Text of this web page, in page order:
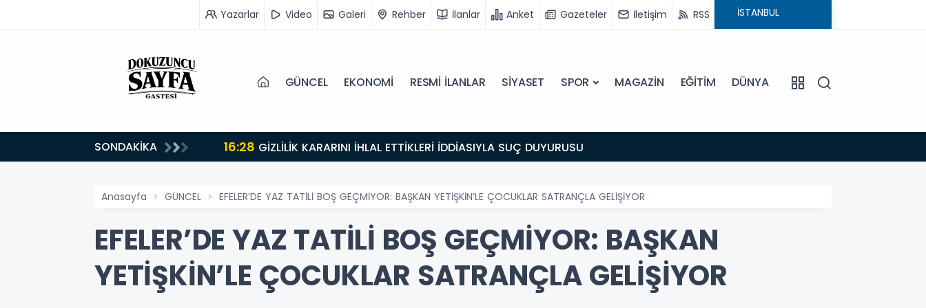
Yazarlar Video Galeri Rehber İlanlar Anket Gazeteler İletişim RSS
GÜNCEL EKONOMİ RESMİ İLANLAR SİYASET SPOR MAGAZİN EĞİTİM DÜNYA
SONDAKİKA 16:28 GİZLİLİK KARARINI İHLAL ETTİKLERİ İDDİASIYLA SUÇ DUYURUSU
Anasayfa GÜNCEL EFELER’DE YAZ TATİLİ BOŞ GEÇMİYOR: BAŞKAN YETİŞKİN’LE ÇOCUKLAR SATRANÇLA GELİŞİYOR
EFELER’DE YAZ TATİLİ BOŞ GEÇMİYOR: BAŞKAN
YETİŞKİN’LE ÇOCUKLAR SATRANÇLA GELİŞİYOR